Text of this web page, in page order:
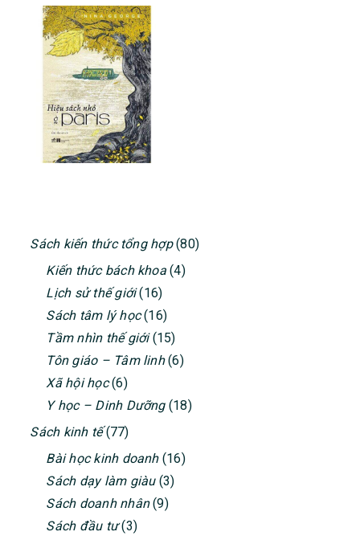
PRIMARY
SIDEBAR
Sách kiến thức tổng hợp(80)
Kiến thức bách khoa(4)
Lịch sử thế giới(16)
Sách tâm lý học(16)
Tầm nhìn thế giới(15)
Tôn giáo – Tâm linh(6)
Xã hội học(6)
Y học – Dinh Dưỡng(18)
Sách kinh tế(77)
Bài học kinh doanh(16)
Sách dạy làm giàu(3)
Sách doanh nhân(9)
Sách đầu tư(3)